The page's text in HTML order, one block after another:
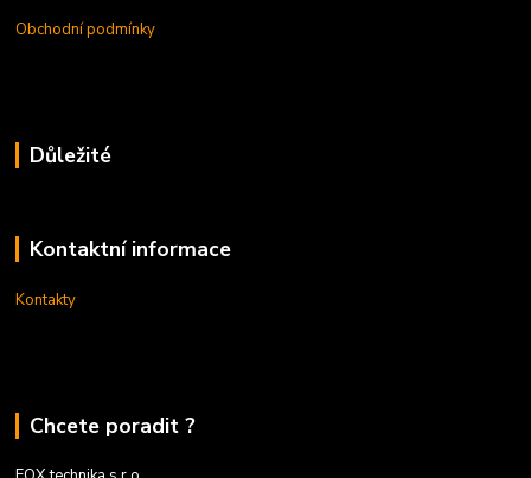
Obchodní podmínky
Důležité
Kontaktní informace
Kontakty
Chcete poradit ?